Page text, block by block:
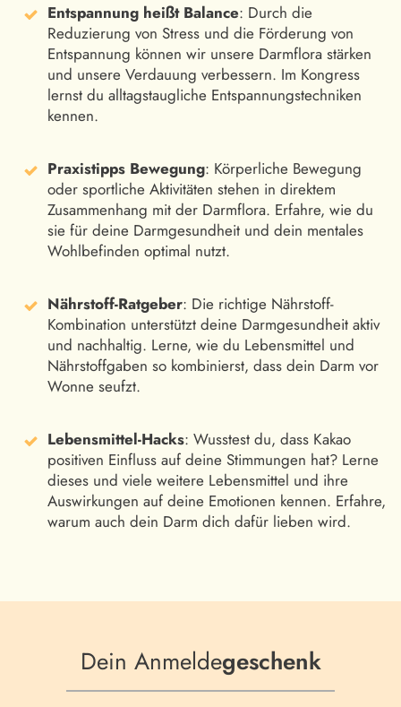
Entspannung heißt Balance: Durch die
Reduzierung von Stress und die Förderung von
Entspannung können wir unsere Darmflora stärken
und unsere Verdauung verbessern. Im Kongress
lernst du alltagstaugliche Entspannungstechniken
kennen.
Praxistipps Bewegung: Körperliche Bewegung
oder sportliche Aktivitäten stehen in direktem
Zusammenhang mit der Darmflora. Erfahre, wie du
sie für deine Darmgesundheit und dein mentales
Wohlbefinden optimal nutzt.
Nährstoff-Ratgeber: Die richtige Nährstoff-
Kombination unterstützt deine Darmgesundheit aktiv
und nachhaltig. Lerne, wie du Lebensmittel und
Nährstoffgaben so kombinierst, dass dein Darm vor
Wonne seufzt.
Lebensmittel-Hacks: Wusstest du, dass Kakao
positiven Einfluss auf deine Stimmungen hat? Lerne
dieses und viele weitere Lebensmittel und ihre
Auswirkungen auf deine Emotionen kennen. Erfahre,
warum auch dein Darm dich dafür lieben wird.
Dein Anmeldegeschenk